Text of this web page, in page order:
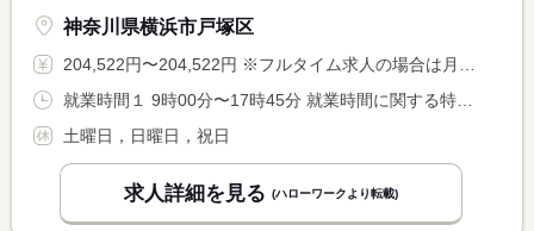
神奈川県横浜市戸塚区
204,522円〜204,522円 ※フルタイム求人の場合は月額（換算額）、パート求人の場合は時間額を表示しています。
土曜日，日曜日，祝日
求人詳細を見る (ハローワークより転載)